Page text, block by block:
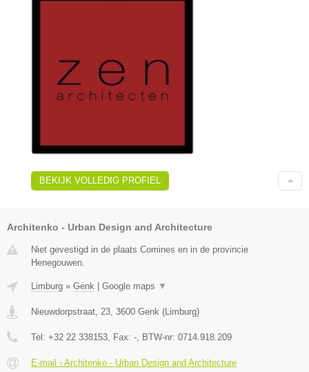
BEKIJK VOLLEDIG PROFIEL
Architenko - Urban Design and Architecture
Niet gevestigd in de plaats Comines en in de provincie
Henegouwen.
Limburg » Genk Google maps ▼
Nieuwdorpstraat, 23, 3600 Genk (Limburg)
Tel: +32 22 338153, Fax: -, BTW-nr: 0714.918.209
E-mail › Architenko - Urban Design and Architecture